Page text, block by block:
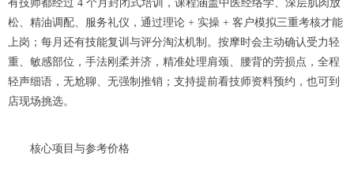
有技师都经过 4 个月封闭式培训，课程涵盖中医经络学、深层肌肉放
松、精油调配、服务礼仪，通过理论 + 实操 + 客户模拟三重考核才能
上岗；每月还有技能复训与评分淘汰机制。按摩时会主动确认受力轻
重、敏感部位，手法刚柔并济，精准处理肩颈、腰背的劳损点，全程
轻声细语，无尬聊、无强制推销；支持提前看技师资料预约，也可到
店现场挑选。
核心项目与参考价格